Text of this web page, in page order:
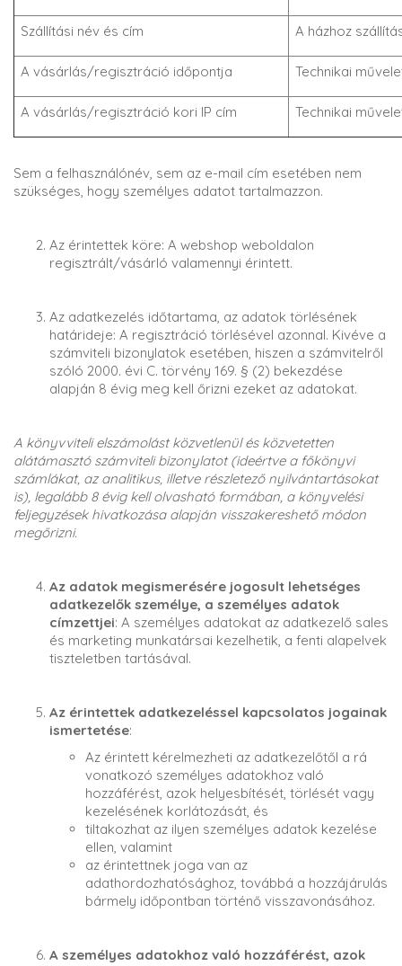
Szállítási név és cím A házhoz
A vásárlás/regisztráció időpontja Technikai
A vásárlás/regisztráció kori IP cím Technikai
Sem a felhasználónév, sem az e-mail cím esetében nem
szükséges, hogy személyes adatot tartalmazzon.
Az érintettek köre: A webshop weboldalon
regisztrált/vásárló valamennyi érintett.
Az adatkezelés időtartama, az adatok törlésének
határideje: A regisztráció törlésével azonnal. Kivéve a
számviteli bizonylatok esetében, hiszen a számvitelről
szóló 2000. évi C. törvény 169. § (2) bekezdése
alapján 8 évig meg kell őrizni ezeket az adatokat.
A könyvviteli elszámolást közvetlenül és közvetetten
alátámasztó számviteli bizonylatot (ideértve a főkönyvi
számlákat, az analitikus, illetve részletező nyilvántartásokat
is), legalább 8 évig kell olvasható formában, a könyvelési
feljegyzések hivatkozása alapján visszakereshető módon
megőrizni.
Az adatok megismerésére jogosult lehetséges
adatkezelők személye, a személyes adatok
címzettjei: A személyes adatokat az adatkezelő sales
és marketing munkatársai kezelhetik, a fenti alapelvek
tiszteletben tartásával.
Az érintettek adatkezeléssel kapcsolatos jogainak
ismertetése:
Az érintett kérelmezheti az adatkezelőtől a rá
vonatkozó személyes adatokhoz való
hozzáférést, azok helyesbítését, törlését vagy
kezelésének korlátozását, és
tiltakozhat az ilyen személyes adatok kezelése
ellen, valamint
az érintettnek joga van az
adathordozhatósághoz, továbbá a hozzájárulás
bármely időpontban történő visszavonásához.
A személyes adatokhoz való hozzáférést, azok